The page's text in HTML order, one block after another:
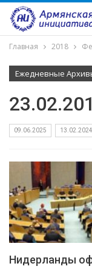
Главная 2018
Ежедневные
09.06.2025 13.02.2024
Нидерланды